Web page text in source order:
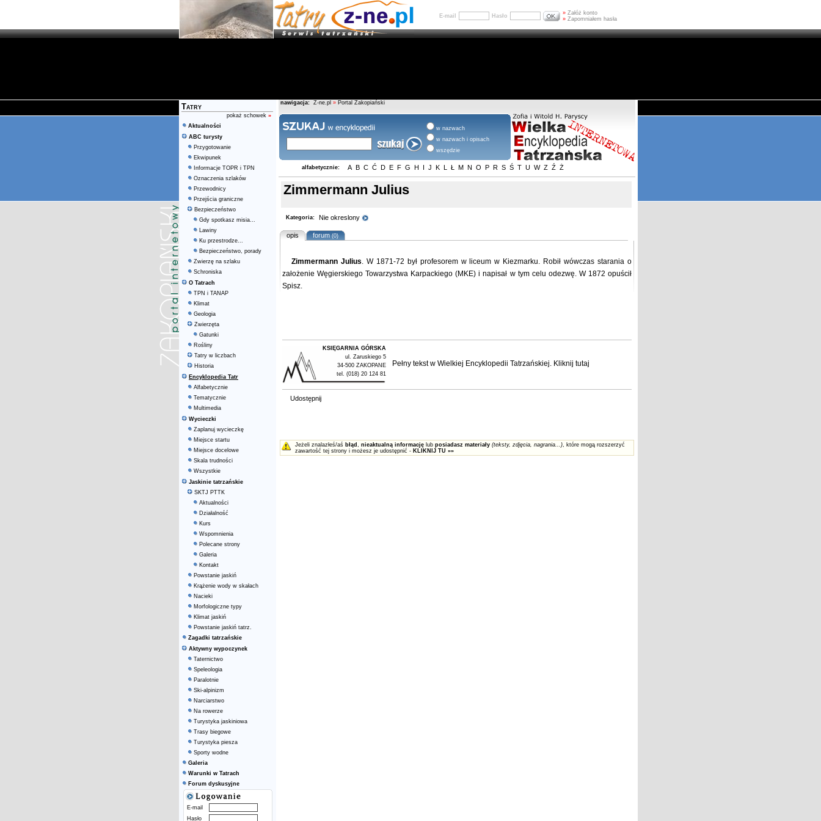
E-mail Hasło » Załóż konto
» Zapomniałem hasła
Tatry
pokaż schowek »
Aktualności
ABC turysty
Przygotowanie
Ekwipunek
Informacje TOPR i TPN
Oznaczenia szlaków
Przewodnicy
Przejścia graniczne
Bezpieczeństwo
Gdy spotkasz misia...
Lawiny
Ku przestrodze...
Bezpieczeństwo, porady
Zwierzę na szlaku
Schroniska
O Tatrach
TPN i TANAP
Klimat
Geologia
Zwierzęta
Gatunki
Rośliny
Tatry w liczbach
Historia
Encyklopedia Tatr
Alfabetycznie
Tematycznie
Multimedia
Wycieczki
Zaplanuj wycieczkę
Miejsce startu
Miejsce docelowe
Skala trudności
Wszystkie
Jaskinie tatrzańskie
SKTJ PTTK
Aktualności
Działalność
Kurs
Wspomnienia
Polecane strony
Galeria
Kontakt
Powstanie jaskiń
Krążenie wody w skałach
Nacieki
Morfologiczne typy
Klimat jaskiń
Powstanie jaskiń tatrz.
Zagadki tatrzańskie
Aktywny wypoczynek
Taternictwo
Speleologia
Paralotnie
Ski-alpinizm
Narciarstwo
Na rowerze
Turystyka jaskiniowa
Trasy biegowe
Turystyka piesza
Sporty wodne
Galeria
Warunki w Tatrach
Forum dyskusyjne
E-mail
Hasło
nawigacja: Z-ne.pl » Portal Zakopiański
w nazwach
w nazwach i opisach
wszędzie
alfabetycznie: A B C Ć D E F G H I J K L Ł M N O P R S Ś T U W Z Ź Ż
Zimmermann Julius
Kategoria: Nie okreslony
opis forum(0)
Zimmermann Julius. W 1871-72 był profesorem w liceum w Kiezmarku. Robił wówczas starania o
założenie Węgierskiego Towarzystwa Karpackiego (MKE) i napisał w tym celu odezwę. W 1872 opuścił
Spisz.
KSIĘGARNIA GÓRSKA
ul. Zaruskiego 5
34-500 ZAKOPANE
tel. (018) 20 124 81
Pełny tekst w Wielkiej Encyklopedii Tatrzańskiej. Kliknij tutaj
Udostępnij
Jeżeli znalazłeś/aś błąd , nieaktualną informację lub posiadasz materiały (teksty, zdjęcia, nagrania...), które mogą rozszerzyć
zawartość tej strony i możesz je udostępnić - KLIKNIJ TU »»